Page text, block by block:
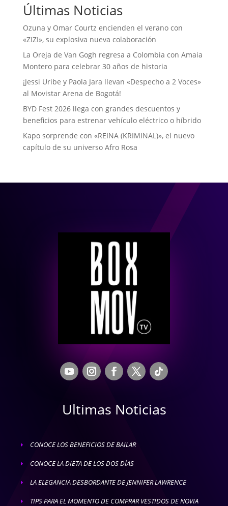
Últimas Noticias
Ozuna y Omar Courtz encienden el verano con
«ZIZI», su explosiva nueva colaboración
La Oreja de Van Gogh regresa a Colombia con Amaia
Montero para celebrar 30 años de historia
¡Jessi Uribe y Paola Jara llevan «Despecho a 2 Voces»
al Movistar Arena de Bogotá!
BYD Fest 2026 llega con grandes descuentos y
beneficios para estrenar vehículo eléctrico o híbrido
Kapo sorprende con «REINA (KRIMINAL)», el nuevo
capítulo de su universo Afro Rosa
Ultimas Noticias
E CONOCE LOS BENEFICIOS DE BAILAR
E CONOCE LA DIETA DE LOS DOS DÍAS
E LA ELEGANCIA DESBORDANTE DE JENNIFER LAWRENCE
E TIPS PARA EL MOMENTO DE COMPRAR VESTIDOS DE NOVIA